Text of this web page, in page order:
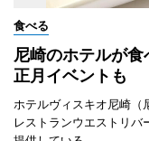
食べる
尼崎のホテルが
正月イベントも
ホテルヴィスキオ尼崎（
レストランウエストリバ